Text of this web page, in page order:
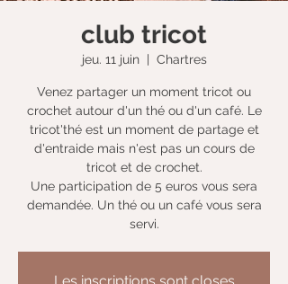
club tricot
jeu. 11 juin
  |
Chartres
Venez partager un moment tricot ou
crochet autour d'un thé ou d'un café. Le
tricot'thé est un moment de partage et
d'entraide mais n'est pas un cours de
tricot et de crochet.
Une participation de 5 euros vous sera
demandée. Un thé ou un café vous sera
servi.